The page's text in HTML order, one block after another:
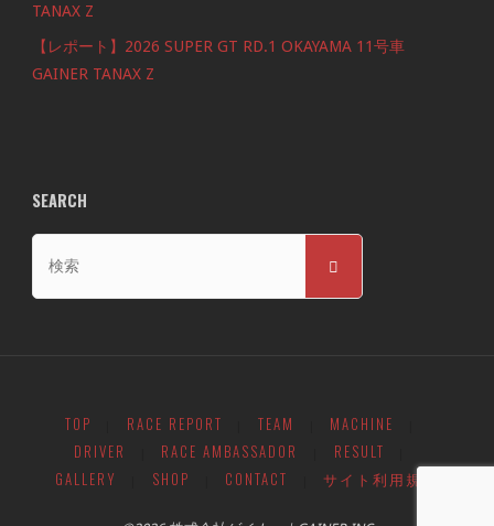
TANAX Z
【レポート】2026 SUPER GT RD.1 OKAYAMA 11号車
GAINER TANAX Z
SEARCH
対
検
TOP RACE REPORT TEAM MACHINE
DRIVER RACE AMBASSADOR RESULT
GALLERY SHOP CONTACT サイト利用規約